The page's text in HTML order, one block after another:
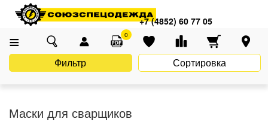
+7 (4852) 60 77 05
0
Главная Каталог Спецодежда
Одежда для сварщиков
Маски для сварщиков
Фильтр Сортировка